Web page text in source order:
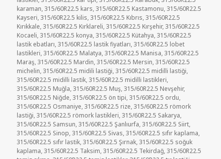
karaman ,315/60R22.5 kars ,315/60R22.5 Kastamonu ,315/60R22.5
Kayseri ,315/60R22.5 kilis ,315/60R22.5 Kıbrıs ,315/60R22.5
Kırıkkale ,315/60R22.5 Kırklareli ,315/60R22.5 Kırşehir,315/60R22.5
Kocaeli ,315/60R22.5 konya ,315/60R22.5 Kütahya ,315/60R22.5
lastik ebatları ,315/60R22.5 lastik fiyatları ,315/60R22.5 lobet
lastikleri ,315/60R22.5 Malatya ,315/60R22.5 Manisa ,315/60R22.5
Maraş ,315/60R22.5 Mardin ,315/60R22.5 Mersin ,315/60R22.5
michelin ,315/60R22.5 midili lastiği ,315/60R22.5 midilli lastiği
315/60R22.5 midilli lastik ,315/60R22.5 midilli lastikleri
315/60R22.5 Muğla ,315/60R22.5 Muş ,315/60R22.5 Nevşehir,
315/60R22.5 Niğde ,315/60R22.5 ön tipi ,315/60R22.5 ordu
315/60R22.5 Osmaniye ,315/60R22.5 rize ,315/60R22.5 römork
lastiği ,315/60R22.5 römork lastikleri ,315/60R22.5 Sakarya
315/60R22.5 Samsun ,315/60R22.5 Şanlıurfa ,315/60R22.5 Siirt
315/60R22.5 Sinop ,315/60R22.5 Sivas ,315/60R22.5 sıfır kaplama
315/60R22.5 sıfır lastik ,315/60R22.5 Şırnak ,315/60R22.5 soğuk
kaplama ,315/60R22.5 Taksim ,315/60R22.5 Tekirdağ ,315/60R22.5